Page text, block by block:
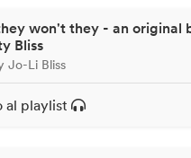
won't they - an original
Bliss
Jo-Li Bliss
al playlist